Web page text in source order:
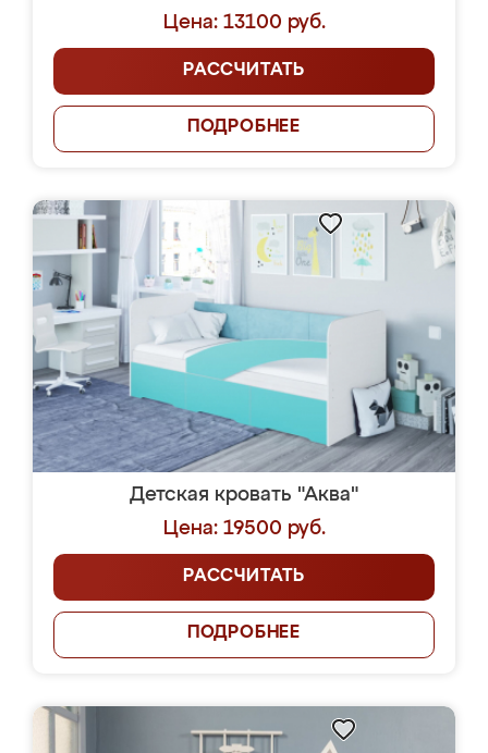
Цена: 13100 руб.
РАССЧИТАТЬ
ПОДРОБНЕЕ
Детская кровать "Аква"
Цена: 19500 руб.
РАССЧИТАТЬ
ПОДРОБНЕЕ